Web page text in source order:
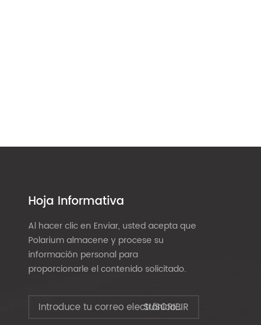
Hoja Informativa
Al hacer clic en Enviar, usted acepta que
Polarium almacene y procese su
información personal para
proporcionarle el contenido solicitado.